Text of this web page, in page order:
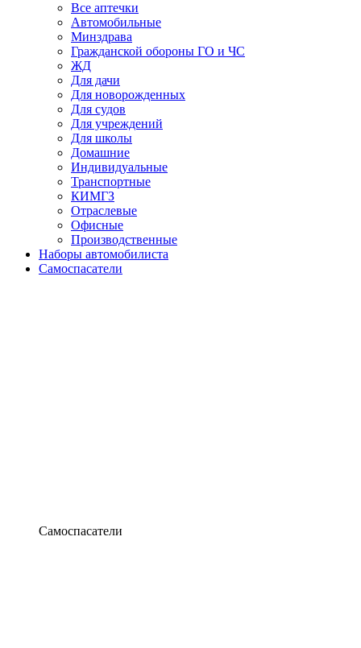
Все аптечки
Автомобильные
Минздрава
Гражданской обороны ГО и ЧС
ЖД
Для дачи
Для новорожденных
Для судов
Для учреждений
Для школы
Домашние
Индивидуальные
Транспортные
КИМГЗ
Отраслевые
Офисные
Производственные
Наборы автомобилиста
Самоспасатели
Самоспасатели